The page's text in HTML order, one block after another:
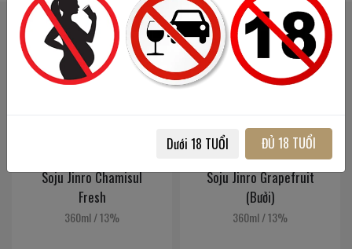
Chamisul
Soju Jinro Grapefruit
Soju Jinro
Dưới 18 TUỔI ĐỦ 18 TUỔI